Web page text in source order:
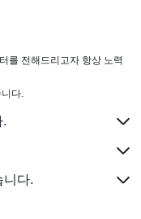
를 전해드리고자 항상 노력
다.
.
니다.